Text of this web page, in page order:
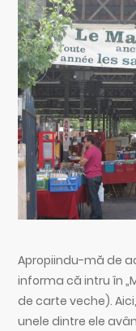
Apropiindu-mă de
informa că intru în
de carte veche).
unele dintre ele